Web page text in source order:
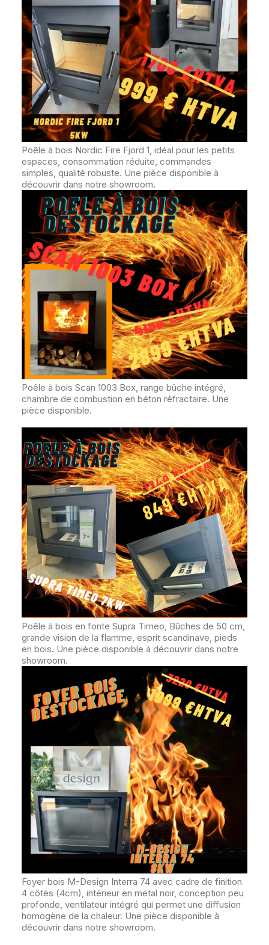
Poêle à bois Nordic Fire Fjord 1, idéal pour les petits
espaces, consommation réduite, commandes
simples, qualité robuste. Une pièce disponible à
découvrir dans notre showroom.
Poêle à bois Scan 1003 Box, range bûche intégré,
chambre de combustion en béton réfractaire. Une
pièce disponible.
Poêle à bois en fonte Supra Timeo, Bûches de 50 cm,
grande vision de la flamme, esprit scandinave, pieds
en bois. Une pièce disponible à découvrir dans notre
showroom.
Foyer bois M-Design Interra 74 avec cadre de finition
4 côtés (4cm), intérieur en métal noir, conception peu
profonde, ventilateur intégré qui permet une diffusion
homogène de la chaleur. Une pièce disponible à
découvrir dans notre showroom.